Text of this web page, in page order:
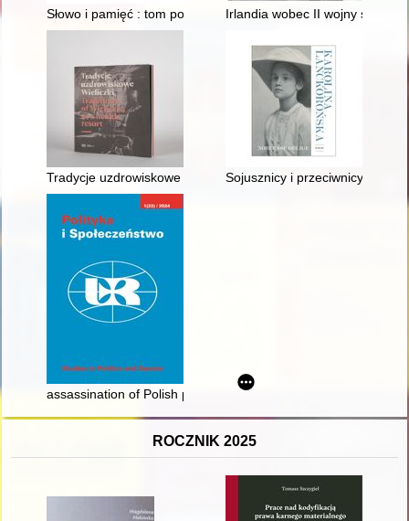
Słowo i pamięć : tom poświęcony pamięci profesor Agnieszki
Irlandia wobec II wojny
Tradycje uzdrowiskowe Wieliczki = Traditions of Wieliczka as
Sojusznicy i przeciwnicy misji
assassination of Polish president Gabriel Narutowicz in 1922 :
ROCZNIK 2025